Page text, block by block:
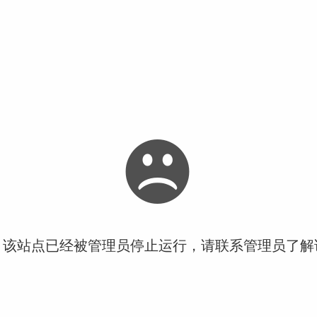
站点已经被管理员停止运行，请联系管理员了